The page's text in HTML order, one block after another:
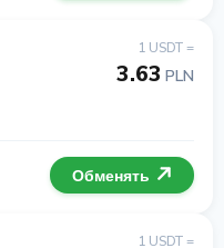
1 USDT =
3.63 PLN
Обменять
1 USDT =